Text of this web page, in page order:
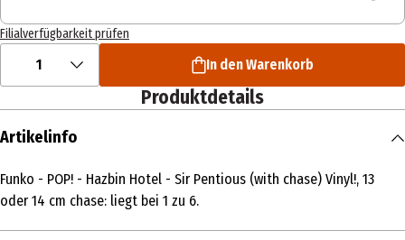
Filialverfügbarkeit prüfen
1 In den Warenkorb
Produktdetails
Artikelinfo
Funko - POP! - Hazbin Hotel - Sir Pentious (with chase) Vinyl!, 13
oder 14 cm chase: liegt bei 1 zu 6.